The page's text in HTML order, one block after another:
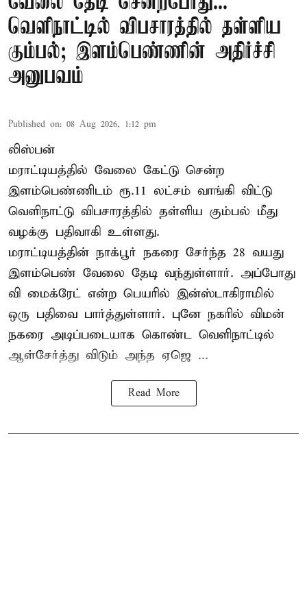
வெளிநாட்டில் விபசாரத்தில் தள்ளிய
கும்பல்; இளம்பெண்ணின் அதிர்ச்சி
அனுபவம்
Published on: 08 Aug 2026, 1:12 pm
லிஸ்பன்
மராட்டியத்தில் வேலை கேட்டு சென்ற
இளம்பெண்ணிடம் ரூ.11 லட்சம் வாங்கி விட்டு
வெளிநாட்டு விபசாரத்தில் தள்ளிய கும்பல் மீது
வழக்கு பதிவாகி உள்ளது.
மராட்டியத்தின் நாக்பூர் நகரை சேர்ந்த 28 வயது
இளம்பெண் வேலை தேடி வந்துள்ளார். அப்போது
வி மைக்ரேட் என்ற பெயரில் இன்ஸ்டாகிராமில்
ஒரு பதிவை பார்த்துள்ளார். புனே நகரில் விமன்
நகரை அடிப்படையாக கொண்ட வெளிநாட்டில்
ஆள்சேர்த்து விடும் அந்த ஏஜெ ...
Read More